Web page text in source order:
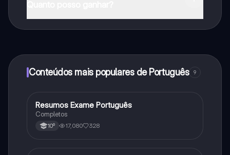
Conteúdos mais populares de Português 9
Português
Resumos Exame Português
Completos
10º 17,080 328